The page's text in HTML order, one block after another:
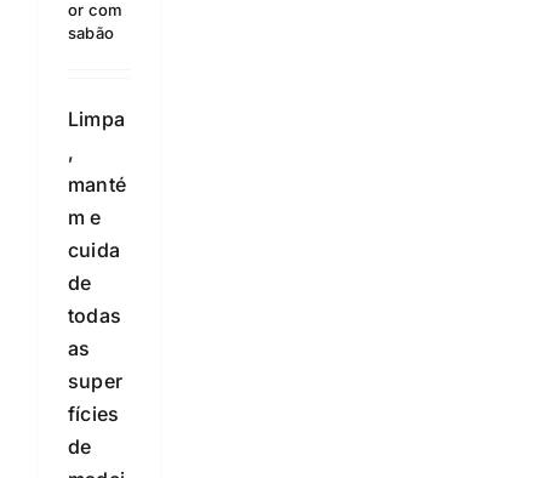
or com
sabão
Limpa
,
manté
m e
cuida
de
todas
as
super
fícies
de